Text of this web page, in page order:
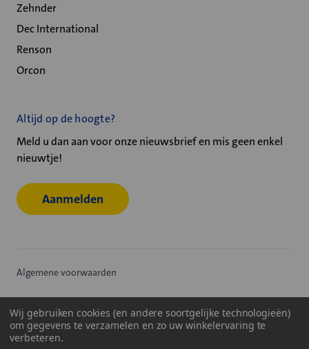
Zehnder
Dec International
Renson
Orcon
Altijd op de hoogte?
Meld u dan aan voor onze nieuwsbrief en mis geen enkel
nieuwtje!
Aanmelden
Algemene voorwaarden
Cookiebeleid
Wij gebruiken cookies (en andere soortgelijke technologieën)
om gegevens te verzamelen en zo uw winkelervaring te
verbeteren.